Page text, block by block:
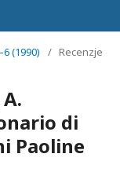
(1990) / Recenzje
di
Paoline